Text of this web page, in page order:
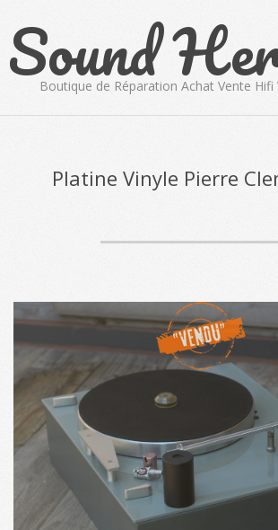
content
Sound
Boutique de Réparation Achat Vente Hifi
Platine Vinyle Pierre